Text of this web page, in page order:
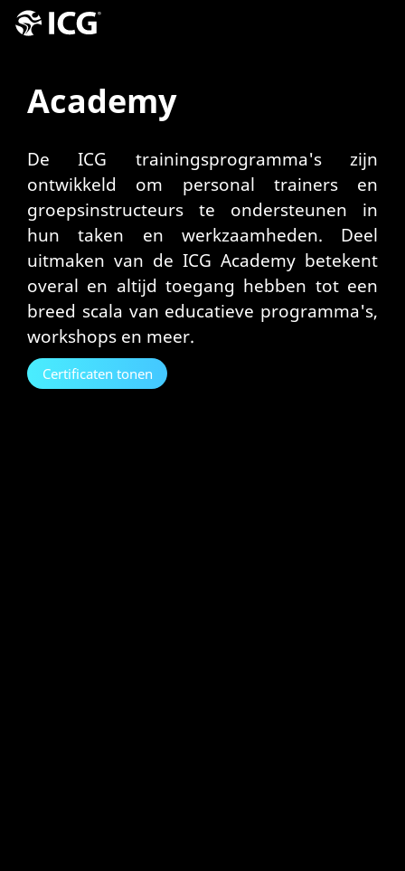
Academy
De ICG trainingsprogramma's zijn
ontwikkeld om personal trainers en
groepsinstructeurs te ondersteunen in
hun taken en werkzaamheden. Deel
uitmaken van de ICG Academy betekent
overal en altijd toegang hebben tot een
breed scala van educatieve programma's,
workshops en meer.
Certificaten tonen